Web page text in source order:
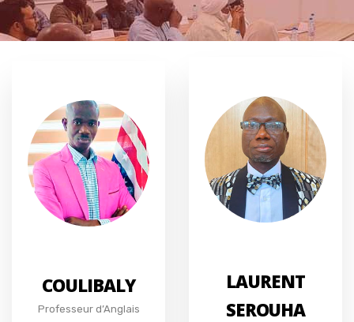
COULIBALY
Professeur d’Anglais
LAURENT
SEROUHA